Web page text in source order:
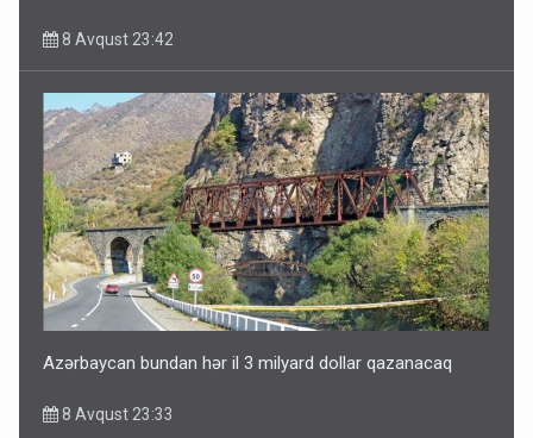
Paşinyan Əliyevə zəng etməsindən danışdı
8 Avqust 16:18
8 Avqust 23:42
Azərbaycan bundan hər il 3 milyard dollar qazanacaq
8 Avqust 23:33